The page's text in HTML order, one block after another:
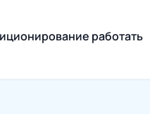
работать